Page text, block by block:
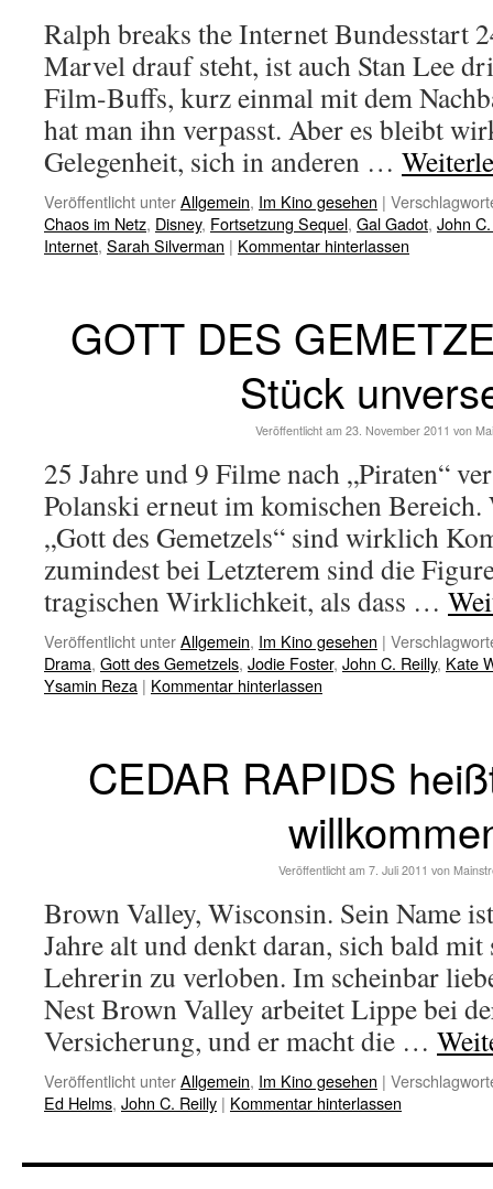
Ralph breaks the Internet Bundesstart
Marvel drauf steht, ist auch Stan Lee
Film-Buffs, kurz einmal mit dem
hat man ihn verpasst. Aber es bleibt
Gelegenheit, sich in anderen …
Veröffentlicht unterAllgemein, Im Kino gesehen |
Chaos im Netz, Disney, Fortsetzung Sequel, Gal Gadot, John
Internet, Sarah Silverman | Kommentar hinterlassen
GOTT DES
Stück
Veröffentlicht am 23. November 2011 von
25 Jahre und 9 Filme nach „Piraten“
Polanski erneut im komischen Bereich.
„Gott des Gemetzels“ sind wirklich
zumindest bei Letzterem sind die
tragischen Wirklichkeit, als dass …
Veröffentlicht unterAllgemein, Im Kino gesehen |
Drama, Gott des Gemetzels, Jodie Foster, John C. Reilly, Kate
Ysamin Reza | Kommentar hinterlassen
CEDAR RAPIDS
Veröffentlicht am 7. Juli 2011 von
Brown Valley, Wisconsin. Sein Name
Jahre alt und denkt daran, sich bald
Lehrerin zu verloben. Im scheinbar
Nest Brown Valley arbeitet Lippe bei
Versicherung, und er macht die …
Veröffentlicht unterAllgemein, Im Kino gesehen |
Ed Helms, John C. Reilly | Kommentar hinterlassen